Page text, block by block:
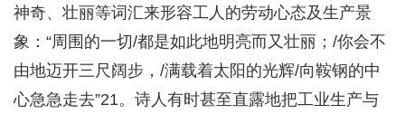
神奇、壮丽等词汇来形容工人的劳动心态及生产景
象：“周围的一切/都是如此地明亮而又壮丽；/你会不
由地迈开三尺阔步，/满载着太阳的光辉/向鞍钢的中
心急急走去”21。诗人有时甚至直露地把工业生产与